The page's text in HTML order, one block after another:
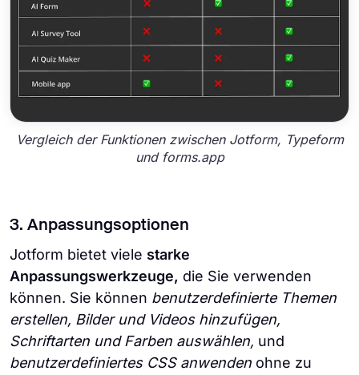
Vergleich der Funktionen zwischen Jotform, Typeform
und forms.app
3. Anpassungsoptionen
Jotform bietet viele starke
Anpassungswerkzeuge, die Sie verwenden
können. Sie können benutzerdefinierte Themen
erstellen, Bilder und Videos hinzufügen,
Schriftarten und Farben auswählen, und
benutzerdefiniertes CSS anwenden ohne zu